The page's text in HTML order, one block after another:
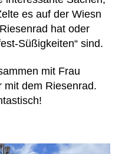
es auf der Wiesn
hat oder
Süßigkeiten“ sind.
mit Frau
mit dem Riesenrad.